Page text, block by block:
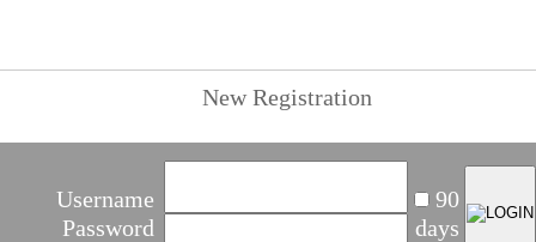
New Registration
Username
Password
90
days